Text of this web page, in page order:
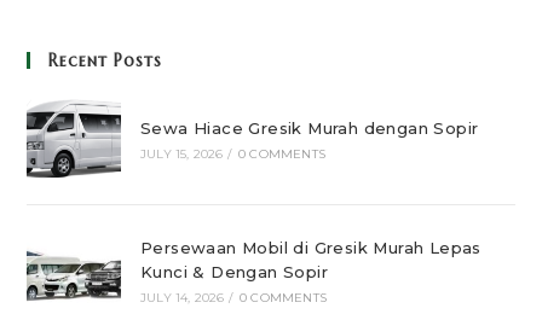
Recent Posts
Sewa Hiace Gresik Murah dengan Sopir
JULY 15, 2026 / 0 COMMENTS
Persewaan Mobil di Gresik Murah Lepas
Kunci & Dengan Sopir
JULY 14, 2026 / 0 COMMENTS